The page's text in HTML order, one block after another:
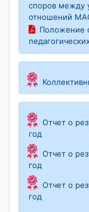
споров между
отношений
Положение
Отчет о
год
Отчет о
год
Отчет о
год